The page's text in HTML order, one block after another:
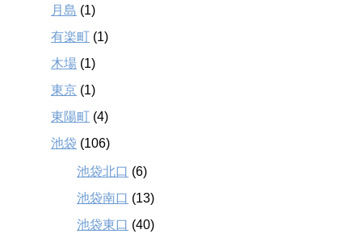
月島 (1)
有楽町 (1)
木場 (1)
東京 (1)
東陽町 (4)
池袋 (106)
池袋北口 (6)
池袋南口 (13)
池袋東口 (40)